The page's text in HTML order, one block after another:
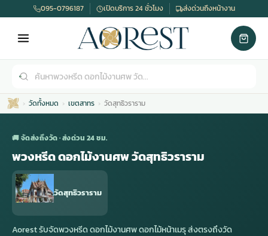
ดอกไม้หน้าศพ
ดอกไม้จัดงานศพ
พวงหรีด กรุงเทพ
พวงหรีดราคา
าเมรุ
ไม้งานแต่ง
ม้งานแต่ง ราคา
พวงหรีดพัดลม
พวงหรีดพัดลม ราคา
รับจัดงานศพ
รับจัดงานศพ ราคา
095-0796187 เปิดบริการ 24 ชั่วโมง ส่งด่วนถึงหน้างาน
วัดทั้งหมด เขตสาทร วัดสุทธิวราราม
🚚 จัดส่งถึงวัด · ส่งด่วน 24 ชม.
พวงหรีด ดอกไม้งานศพ วัดสุทธิวราราม
วัดสุทธิวราราม
Aorest รับจัดพวงหรีด ดอกไม้งานศพ ดอกไม้หน้าเมรุ ส่งตรงถึงวัด